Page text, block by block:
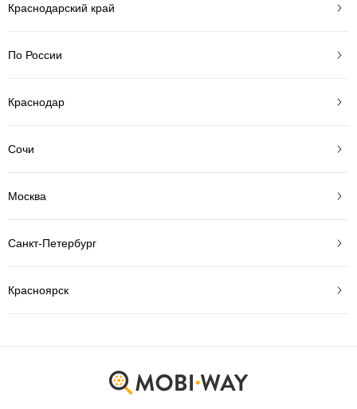
Краснодарский край
По России
Краснодар
Сочи
Москва
Санкт-Петербург
Красноярск